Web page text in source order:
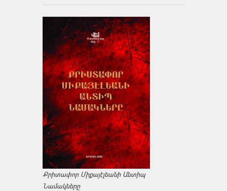
Քրիտափոր Միքայէլեանի Անտիպ
Նամակները